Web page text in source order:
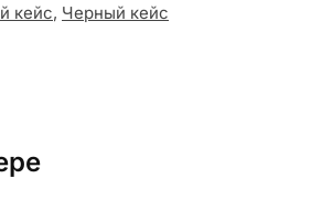
кейс, Черный кейс